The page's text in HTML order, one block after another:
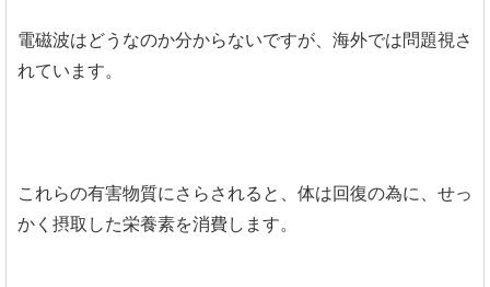
電磁波はどうなのか分からないですが、海外では問題視さ
れています。
これらの有害物質にさらされると、体は回復の為に、せっ
かく摂取した栄養素を消費します。